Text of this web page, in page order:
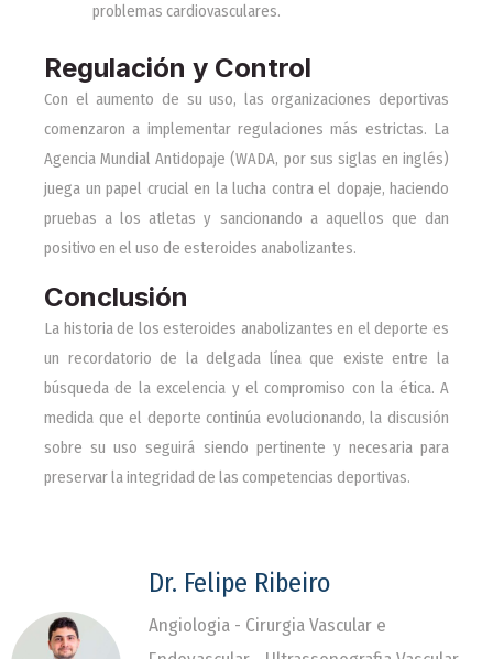
problemas cardiovasculares.
Regulación y Control
Con el aumento de su uso, las organizaciones deportivas
comenzaron a implementar regulaciones más estrictas. La
Agencia Mundial Antidopaje (WADA, por sus siglas en inglés)
juega un papel crucial en la lucha contra el dopaje, haciendo
pruebas a los atletas y sancionando a aquellos que dan
positivo en el uso de esteroides anabolizantes.
Conclusión
La historia de los esteroides anabolizantes en el deporte es
un recordatorio de la delgada línea que existe entre la
búsqueda de la excelencia y el compromiso con la ética. A
medida que el deporte continúa evolucionando, la discusión
sobre su uso seguirá siendo pertinente y necesaria para
preservar la integridad de las competencias deportivas.
Dr. Felipe Ribeiro
Angiologia - Cirurgia Vascular e